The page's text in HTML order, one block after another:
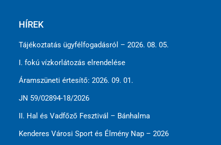
HÍREK
Tájékoztatás ügyfélfogadásról – 2026. 08. 05.
I. fokú vízkorlátozás elrendelése
Áramszüneti értesítő: 2026. 09. 01.
JN 59/02894-18/2026
II. Hal és Vadfőző Fesztivál – Bánhalma
Kenderes Városi Sport és Élmény Nap – 2026